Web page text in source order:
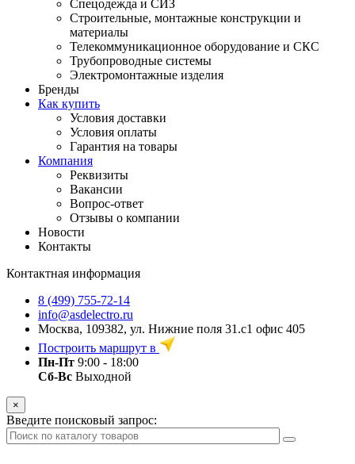
Спецодежда и СИЗ
Строительные, монтажные конструкции и
материалы
Телекоммуникационное оборудование и СКС
Трубопроводные системы
Электромонтажные изделия
Бренды
Как купить
Условия доставки
Условия оплаты
Гарантия на товары
Компания
Реквизиты
Вакансии
Вопрос-ответ
Отзывы о компании
Новости
Контакты
Контактная информация
8 (499) 755-72-14
info@asdelectro.ru
Москва, 109382, ул. Нижние поля 31.с1 офис 405
Построить маршрут в
Пн-Пт 9:00 - 18:00
Сб-Вс Выходной
×
Введите поисковый запрос: